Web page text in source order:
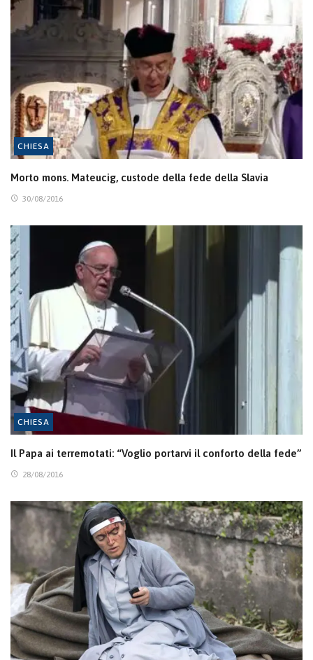
CHIESA
Morto mons. Mateucig, custode della fede della Slavia
30/08/2016
CHIESA
Il Papa ai terremotati: “Voglio portarvi il conforto della fede”
28/08/2016